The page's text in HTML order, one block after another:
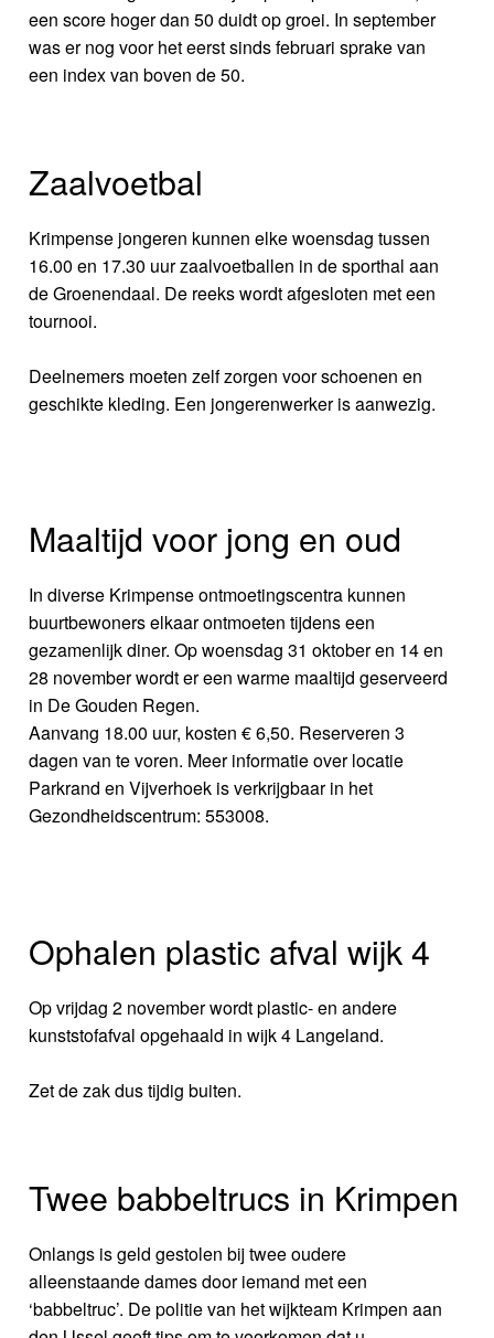
een score hoger dan 50 duidt op groei. In september
was er nog voor het eerst sinds februari sprake van
een index van boven de 50.
Zaalvoetbal
Krimpense jongeren kunnen elke woensdag tussen
16.00 en 17.30 uur zaalvoetballen in de sporthal aan
de Groenendaal. De reeks wordt afgesloten met een
tournooi.
Deelnemers moeten zelf zorgen voor schoenen en
geschikte kleding. Een jongerenwerker is aanwezig.
Maaltijd voor jong en oud
In diverse Krimpense ontmoetingscentra kunnen
buurtbewoners elkaar ontmoeten tijdens een
gezamenlijk diner. Op woensdag 31 oktober en 14 en
28 november wordt er een warme maaltijd geserveerd
in De Gouden Regen.
Aanvang 18.00 uur, kosten € 6,50. Reserveren 3
dagen van te voren. Meer informatie over locatie
Parkrand en Vijverhoek is verkrijgbaar in het
Gezondheidscentrum: 553008.
Ophalen plastic afval wijk 4
Op vrijdag 2 november wordt plastic- en andere
kunststofafval opgehaald in wijk 4 Langeland.
Zet de zak dus tijdig buiten.
Twee babbeltrucs in Krimpen
Onlangs is geld gestolen bij twee oudere
alleenstaande dames door iemand met een
‘babbeltruc’. De politie van het wijkteam Krimpen aan